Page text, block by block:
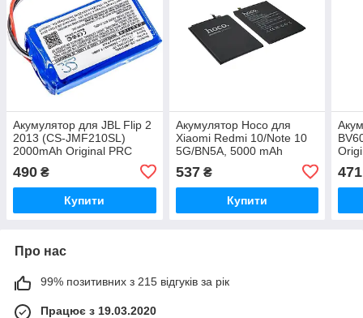
Акумулятор для JBL Flip 2
2013 (CS-JMF210SL)
2000mAh Original PRC
490 ₴
Купити
Акумулятор Hoco для
Xiaomi Redmi 10/Note 10
5G/BN5A, 5000 mAh
537₴
Купити
471
Про нас
99% позитивних з 215 відгуків за рік
Працює з 19.03.2020